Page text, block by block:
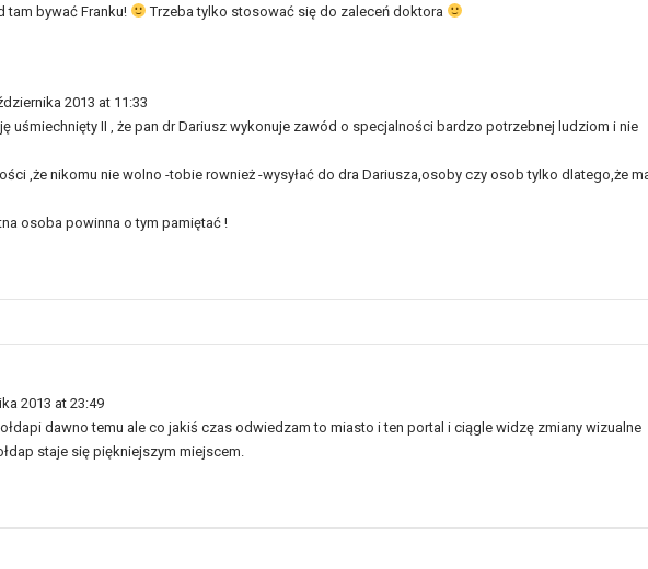
tam bywać Franku!
Trzeba tylko stosować się do zaleceń doktora
2013 at 11:33
uśmiechnięty II , że pan dr Dariusz wykonuje zawód o specjalności bardzo potrzebnej ludziom i nie
,że nikomu nie wolno -tobie rownież -wysyłać do dra Dariusza,osoby czy osob tylko dlatego,że
osoba powinna o tym pamiętać !
2013 at 23:49
dawno temu ale co jakiś czas odwiedzam to miasto i ten portal i ciągle widzę zmiany wizualne
staje się piękniejszym miejscem.